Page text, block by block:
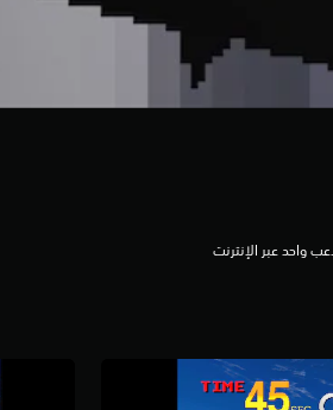
واحد عبر الإنترنت